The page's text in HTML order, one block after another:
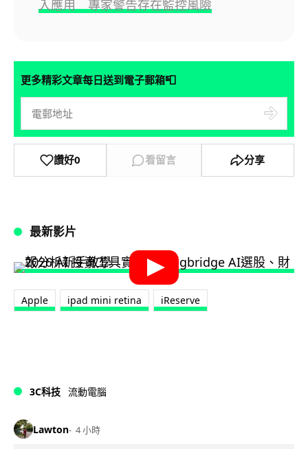
入應用 專家警告存在監控風險
更多精彩文章每日送到電子郵箱📮
讚好0 看留言 分享
最新影片
Apple ipad mini retina iReserve
3C科技 流動電腦
Lawton 4 小時